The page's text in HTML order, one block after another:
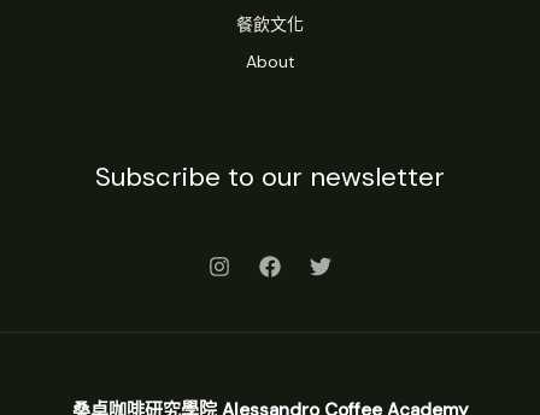
餐飲文化
About
Subscribe to our newsletter